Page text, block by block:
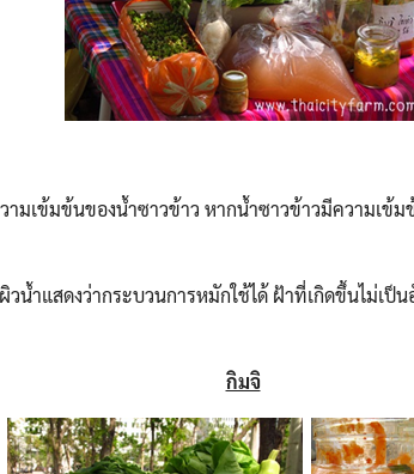
มเข้มข้นของน้ำซาวข้าว หากน้ำซาวข้าวมีความเข้ม
น้ำแสดงว่ากระบวนการหมักใช้ได้ ฝ้าที่เกิดขึ้นไม่เป็
กิมจิ